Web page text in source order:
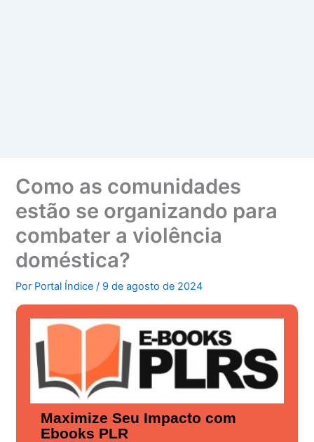
Como as comunidades
estão se organizando para
combater a violência
doméstica?
Por Portal Índice/ 9 de agosto de 2024
Maximize Seu Impacto com
Ebooks PLR